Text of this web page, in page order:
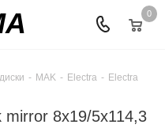
0
- MAK - Electra - Electra
mirror 8x19/5x114,3